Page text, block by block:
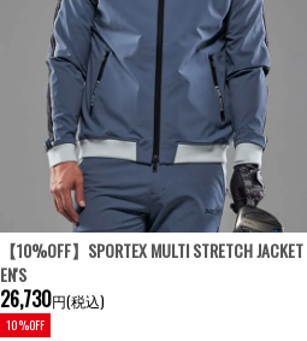
【10%OFF】SPORTEX MULTI STRETCH
EN'S
26,730円(税込)
10%OFF